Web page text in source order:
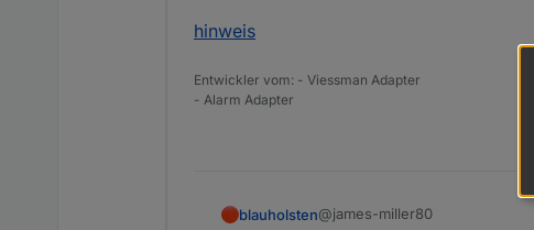
hinweis
Entwickler vom: - Viessman Adapter
- Alarm Adapter
blauholsten@james-miller80